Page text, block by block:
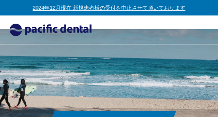
2024年12月現在 新規患者様の受付を中止させて頂いております